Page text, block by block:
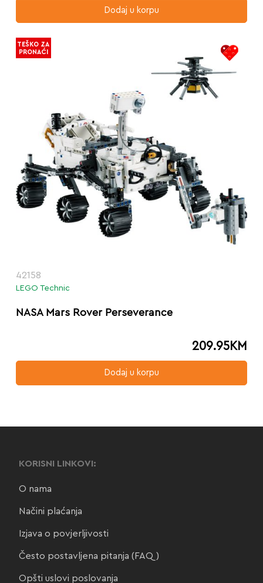
Dodaj u korpu
42158
LEGO Technic
NASA Mars Rover Perseverance
209.95KM
Dodaj u korpu
TEŠKO ZA
PRONAĆI
KORISNI LINKOVI:
O nama
Načini plaćanja
Izjava o povjerljivosti
Često postavljena pitanja (FAQ)
Opšti uslovi poslovanja